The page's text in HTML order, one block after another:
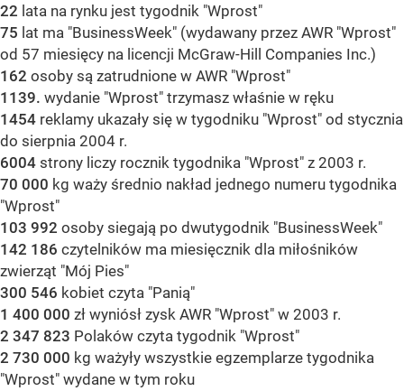
22 lata na rynku jest tygodnik "Wprost"
75 lat ma "BusinessWeek" (wydawany przez AWR "Wprost"
od 57 miesięcy na licencji McGraw-Hill Companies Inc.)
162 osoby są zatrudnione w AWR "Wprost"
1139. wydanie "Wprost" trzymasz właśnie w ręku
1454 reklamy ukazały się w tygodniku "Wprost" od stycznia
do sierpnia 2004 r.
6004 strony liczy rocznik tygodnika "Wprost" z 2003 r.
70 000 kg waży średnio nakład jednego numeru tygodnika
"Wprost"
103 992 osoby siegają po dwutygodnik "BusinessWeek"
142 186 czytelników ma miesięcznik dla miłośników
zwierząt "Mój Pies"
300 546 kobiet czyta "Panią"
1 400 000 zł wyniósł zysk AWR "Wprost" w 2003 r.
2 347 823 Polaków czyta tygodnik "Wprost"
2 730 000 kg ważyły wszystkie egzemplarze tygodnika
"Wprost" wydane w tym roku